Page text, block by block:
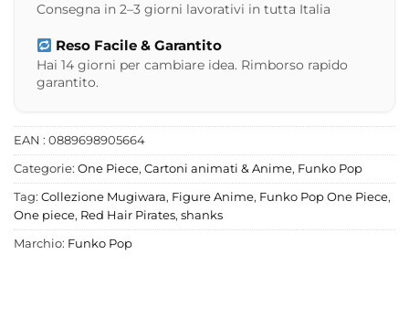
Consegna in 2–3 giorni lavorativi in tutta Italia
Reso Facile & Garantito
Hai 14 giorni per cambiare idea. Rimborso rapido
garantito.
EAN : 0889698905664
Categorie: One Piece, Cartoni animati & Anime, Funko Pop
Tag: Collezione Mugiwara, Figure Anime, Funko Pop One Piece,
One piece, Red Hair Pirates, shanks
Marchio: Funko Pop